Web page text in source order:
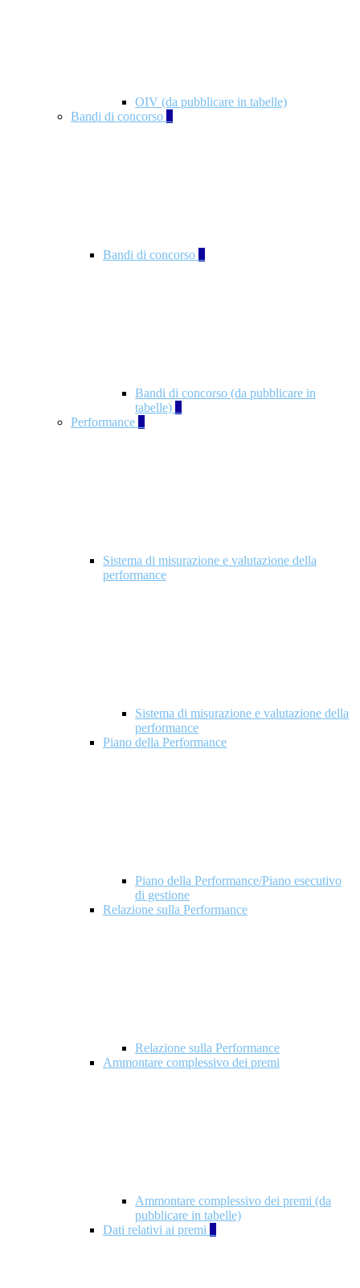
OIV (da pubblicare in tabelle)
Bandi di concorso 2
Bandi di concorso 2
Bandi di concorso (da pubblicare in
tabelle) 2
Performance 5
Sistema di misurazione e valutazione della
performance
Sistema di misurazione e valutazione della
performance
Piano della Performance
Piano della Performance/Piano esecutivo
di gestione
Relazione sulla Performance
Relazione sulla Performance
Ammontare complessivo dei premi
Ammontare complessivo dei premi (da
pubblicare in tabelle)
Dati relativi ai premi 5